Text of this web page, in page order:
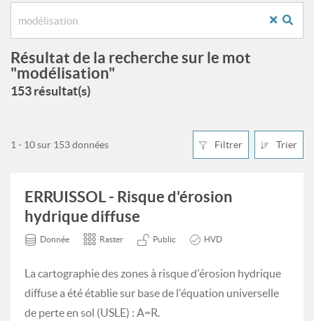
Résultat de la recherche sur le mot
"modélisation"
153 résultat(s)
Filtrer Trier
1 - 10 sur 153 données
ERRUISSOL - Risque d'érosion
hydrique diffuse
Donnée Raster Public HVD
La cartographie des zones à risque d'érosion hydrique
diffuse a été établie sur base de l'équation universelle
de perte en sol (USLE) : A=R.